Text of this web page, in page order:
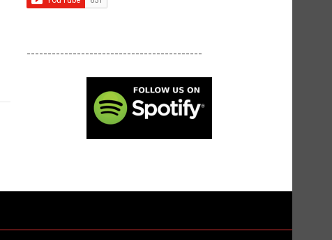
------------------------------------------